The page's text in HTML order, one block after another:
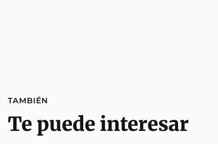
TAMBIÉN
Te puede interesar